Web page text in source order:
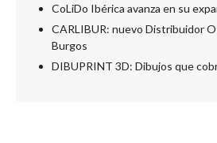
CoLiDo Ibérica avanza en su
CARLIBUR: nuevo Distribuidor
Burgos
DIBUPRINT 3D: Dibujos que